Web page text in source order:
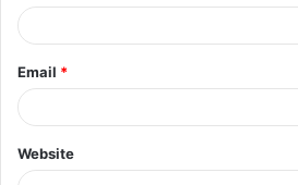
Email *
Website